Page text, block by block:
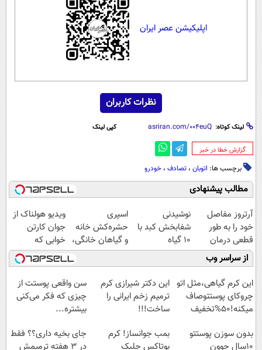
اپلیکیشن عصر ایران
نظرات کاربران
لینک کوتاه: کپی لینک
‌گزارش خطا در خبر
برچسب ها: اتوبان ، تصادف ، خودرو
مطالب پیشنهادی
آرتروز مفاصل
خود را به طور
قطعی درمان
کنید!
◗پرسش‌نامه◖
نوشیدنی
شفابخش کبد با
10 گیاه
موثر(تخفیف تا
امشب)
اسپری
حشره‌کش خانه
و گیاهان خانگی،
نابودکننده انواع
حشرات خانگی و
آفات
ویدیو هولناک از
جوان کارتن
خوابی که
میلیاردر شد.
آموزش رایگان
از سراسر وب
این کرم گیاهی،مثل اتو
چروکای پوستتوصاف
میکنه!50%تخفیف
این دکتر شیرازی کرم
ترمیم زخم ایرانی را
ساخت!!!
سن واقعی پوستت از
چیزی که فکر می‌کنی
بیشتره...
بدون سوزن پوستتو
10سال جوون
بمب جوانساز! کرم
بوتاکس جلبک
جای بخیه داری؟؟ فقط
در 3 هفته ترمیمش